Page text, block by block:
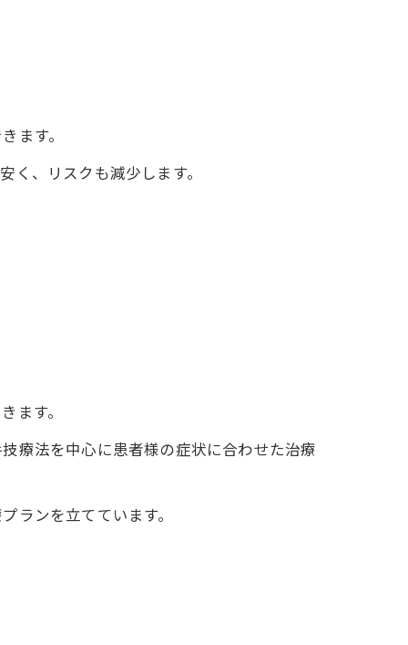
ます。
、リスクも減少します。
ます。
療法を中心に患者様の症状に合わせた治療
ランを立てています。